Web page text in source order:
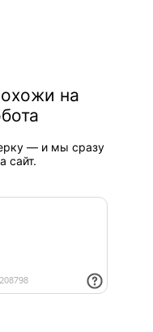
на
— и мы сразу
сайт.